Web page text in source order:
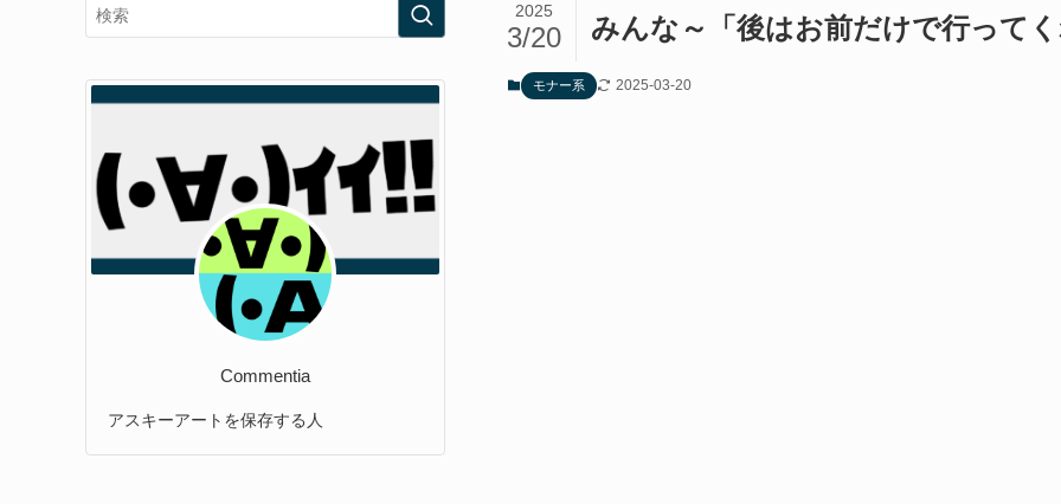
みんな～「後はお前だけで行ってく
2025
3/20
モナー系 2025-03-20
Commentia
アスキーアートを保存する人